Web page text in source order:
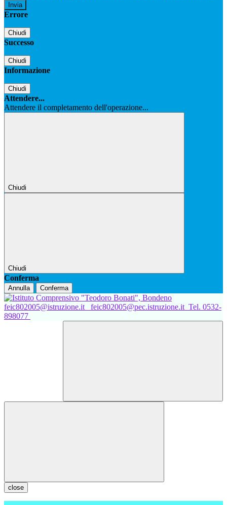
Errore
Chiudi
Successo
Chiudi
Informazione
Chiudi
Attendere...
Attendere il completamento dell'operazione...
Chiudi
Chiudi
Conferma
Annulla Conferma
feic802005@istruzione.it feic802005@pec.istruzione.it Tel. 0532-
898077
close